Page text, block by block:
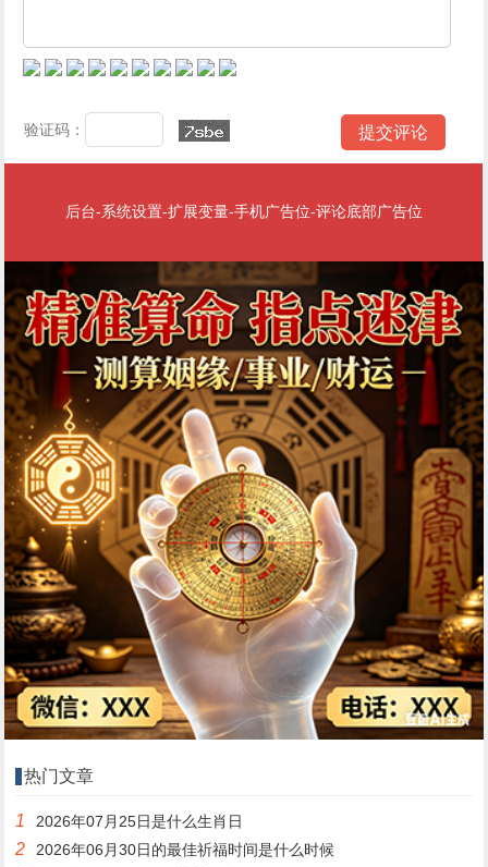
验证码：
后台-系统设置-扩展变量-手机广告位-评论底部广告位
热门文章
1 2026年07月25日是什么生肖日
2 2026年06月30日的最佳祈福时间是什么时候